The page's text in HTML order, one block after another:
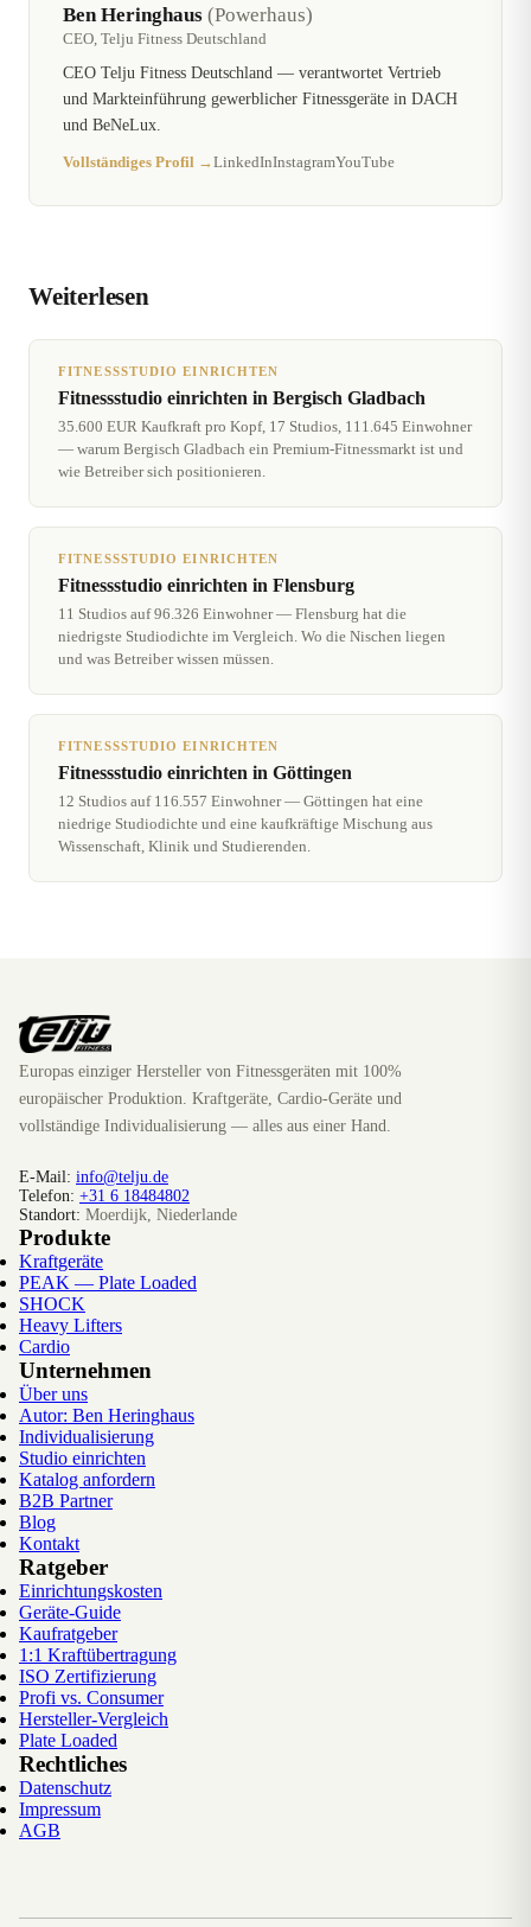
Ben Heringhaus (Powerhaus)
CEO, Telju Fitness Deutschland
CEO Telju Fitness Deutschland — verantwortet Vertrieb
und Markteinführung gewerblicher Fitnessgeräte in DACH
und BeNeLux.
Vollständiges Profil →LinkedInInstagramYouTube
Weiterlesen
FITNESSSTUDIO EINRICHTEN
Fitnessstudio einrichten in Bergisch Gladbach
35.600 EUR Kaufkraft pro Kopf, 17 Studios, 111.645 Einwohner
— warum Bergisch Gladbach ein Premium-Fitnessmarkt ist und
wie Betreiber sich positionieren.
FITNESSSTUDIO EINRICHTEN
Fitnessstudio einrichten in Flensburg
11 Studios auf 96.326 Einwohner — Flensburg hat die
niedrigste Studiodichte im Vergleich. Wo die Nischen liegen
und was Betreiber wissen müssen.
FITNESSSTUDIO EINRICHTEN
Fitnessstudio einrichten in Göttingen
12 Studios auf 116.557 Einwohner — Göttingen hat eine
niedrige Studiodichte und eine kaufkräftige Mischung aus
Wissenschaft, Klinik und Studierenden.
Europas einziger Hersteller von Fitnessgeräten mit 100%
europäischer Produktion. Kraftgeräte, Cardio-Geräte und
vollständige Individualisierung — alles aus einer Hand.
E-Mail: info@telju.de
Telefon: +31 6 18484802
Standort: Moerdijk, Niederlande
Produkte
Kraftgeräte
PEAK — Plate Loaded
SHOCK
Heavy Lifters
Cardio
Unternehmen
Über uns
Autor: Ben Heringhaus
Individualisierung
Studio einrichten
Katalog anfordern
B2B Partner
Blog
Kontakt
Ratgeber
Einrichtungskosten
Geräte-Guide
Kaufratgeber
1:1 Kraftübertragung
ISO Zertifizierung
Profi vs. Consumer
Hersteller-Vergleich
Plate Loaded
Rechtliches
Datenschutz
Impressum
AGB